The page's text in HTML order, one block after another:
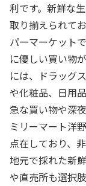
利です。新鮮な
取り揃えられて
パーマーケット
に優しい買い物
には、ドラッグ
や化粧品、日用
急な買い物や深
ミリーマート洋
点在しており、
地元で採れた新
や直売所も選択